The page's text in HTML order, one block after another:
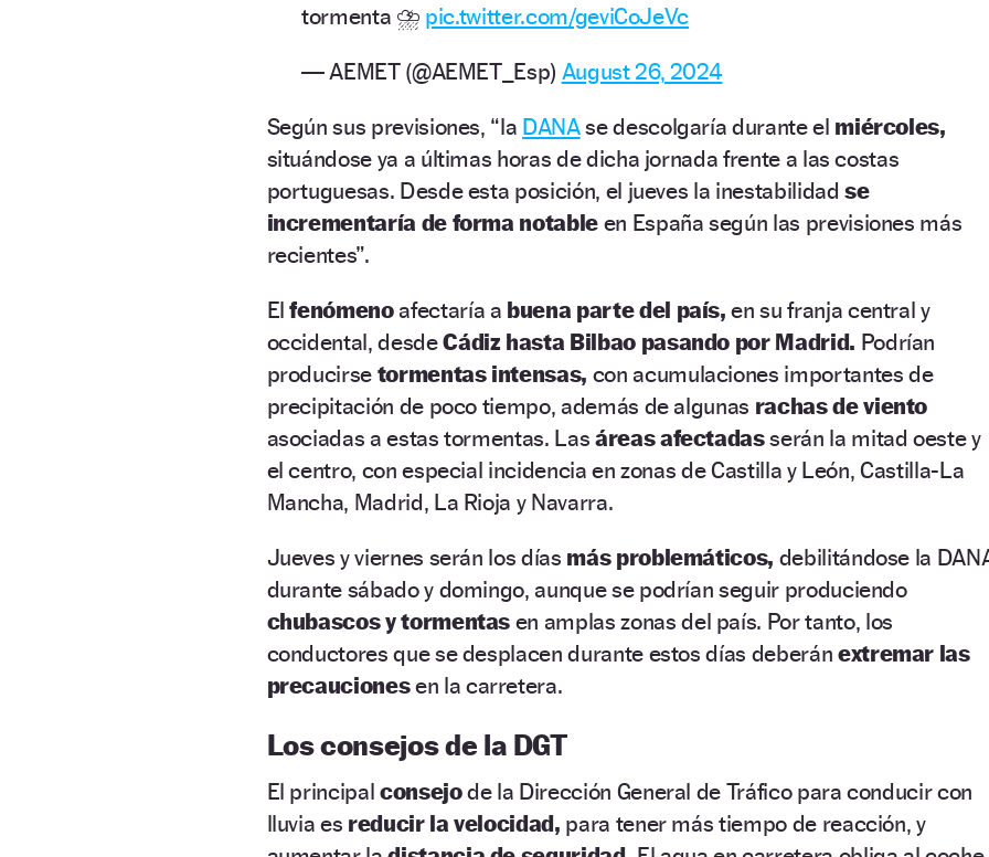
tormenta ⛈️ pic.twitter.com/geviCoJeVc
— AEMET (@AEMET_Esp) August 26, 2024
Según sus previsiones, “la DANAse descolgaría durante el miércoles,
situándose ya a últimas horas de dicha jornada frente a las costas
portuguesas. Desde esta posición, el jueves la inestabilidadse
incrementaría de forma notable en España según las previsiones más
recientes”.
Elfenómenoafectaría a buena parte del país, en su franja central y
occidental, desdeCádiz hasta Bilbao pasando por Madrid. Podrían
producirse tormentas intensas, con acumulaciones importantes de
precipitación de poco tiempo, además de algunas rachas de viento
asociadas a estas tormentas. Las áreas afectadasserán la mitad oeste y
el centro, con especial incidencia en zonas de Castilla y León, Castilla-La
Mancha, Madrid, La Rioja y Navarra.
Jueves y viernes serán los días más problemáticos, debilitándose la
durante sábado y domingo, aunque se podrían seguir produciendo
chubascos y tormentas en amplas zonas del país. Por tanto, los
conductores que se desplacen durante estos días deberán extremar las
precaucionesen la carretera.
Los consejos de la DGT
El principal consejode la Dirección General de Tráfico para conducir con
lluvia es reducir la velocidad, para tener más tiempo de reacción, y